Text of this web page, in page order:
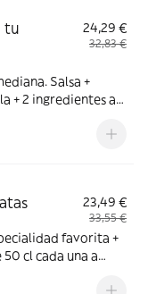
tu
24,29 €
32,83 €
Salsa +
+ 2 ingredientes a
23,49 €
33,55 €
favorita +
cl cada una a